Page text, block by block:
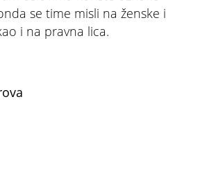
se time misli na ženske i
i na pravna lica.